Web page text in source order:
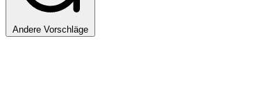
Andere Vorschläge